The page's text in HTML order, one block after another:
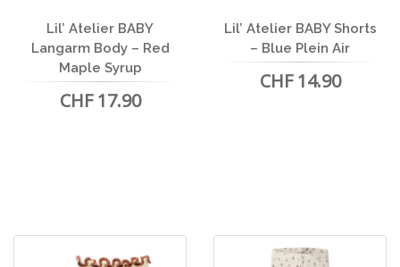
Lil’ Atelier BABY
Langarm Body – Red
Maple Syrup
CHF 17.90
Lil’ Atelier BABY Shorts
– Blue Plein Air
CHF 14.90